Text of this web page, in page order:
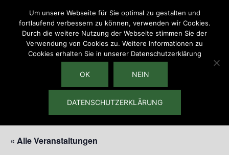
Inhalt
springen
umschalten
« Alle Veranstaltungen
Um unsere Webseite für Sie optimal zu gestalten und
fortlaufend verbessern zu können, verwenden wir Cookies.
Durch die weitere Nutzung der Webseite stimmen Sie der
Verwendung von Cookies zu. Weitere Informationen zu
Cookies erhalten Sie in unserer Datenschutzerklärung
OK NEIN
DATENSCHUTZERKLÄRUNG